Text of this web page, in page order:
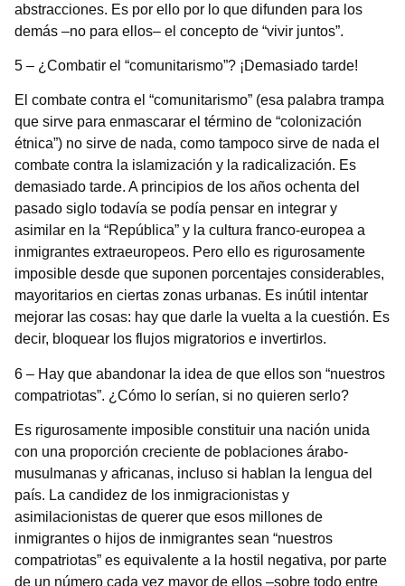
abstracciones. Es por ello por lo que difunden para los
demás –no para ellos– el concepto de “vivir juntos”.
5 – ¿Combatir el “comunitarismo”? ¡Demasiado tarde!
El combate contra el “comunitarismo” (esa palabra trampa
que sirve para enmascarar el término de “colonización
étnica”) no sirve de nada, como tampoco sirve de nada el
combate contra la islamización y la radicalización. Es
demasiado tarde. A principios de los años ochenta del
pasado siglo todavía se podía pensar en integrar y
asimilar en la “República” y la cultura franco-europea a
inmigrantes extraeuropeos. Pero ello es rigurosamente
imposible desde que suponen porcentajes considerables,
mayoritarios en ciertas zonas urbanas. Es inútil intentar
mejorar las cosas: hay que darle la vuelta a la cuestión. Es
decir, bloquear los flujos migratorios e invertirlos.
6 – Hay que abandonar la idea de que ellos son “nuestros
compatriotas”. ¿Cómo lo serían, si no quieren serlo?
Es rigurosamente imposible constituir una nación unida
con una proporción creciente de poblaciones árabo-
musulmanas y africanas, incluso si hablan la lengua del
país. La candidez de los inmigracionistas y
asimilacionistas de querer que esos millones de
inmigrantes o hijos de inmigrantes sean “nuestros
compatriotas” es equivalente a la hostil negativa, por parte
de un número cada vez mayor de ellos –sobre todo entre